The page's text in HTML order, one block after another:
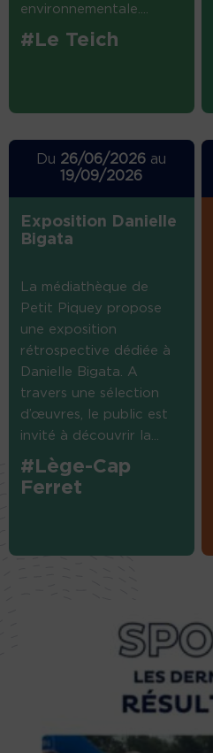
environnementale....
#Le Teich
Du 26/06/2026 au
19/09/2026
Exposition Danielle
Bigata
La médiathèque de
Petit Piquey propose
une exposition
rétrospective dédiée à
Danielle Bigata. A
travers une sélection
d’œuvres, le public est
invité à découvrir la...
#Lège-Cap
Ferret